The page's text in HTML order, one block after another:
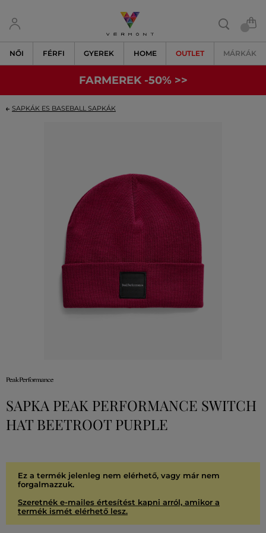
NŐI FÉRFI GYEREK HOME OUTLET MÁRKÁK
FARMEREK -50% >>
SAPKÁK ES BASEBALL SAPKÁK
SAPKA PEAK PERFORMANCE SWITCH
HAT BEETROOT PURPLE
Ez a termék jelenleg nem elérhető, vagy már nem
forgalmazzuk.
Szeretnék e-mailes értesítést kapni arról, amikor a
termék ismét elérhető lesz.